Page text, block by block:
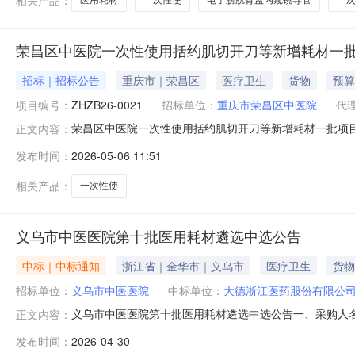
荣昌区中医院一次性使用括约肌切开刀等新增耗材一
招标｜招标公告 重庆市｜荣昌区 医疗卫生 货物
预
项目编号： ZHZB26-0021 招标单位： 重庆市荣昌区中医院
代
正文内容： 荣昌区中医院一次性使用括约肌切开刀等新增耗材一批
合同所必需的设备和专业技术能力；4、有依法缴纳税收
其他条件。（二）落实政府采购
发布时间： 2026-05-06 11:51
相关产品：
一次性使
义乌市中医医院第十批医用耗材遴选中选公告
中标｜中标通知 浙江省｜金华市｜义乌市 医疗卫生
货物
招标单位： 义乌市中医医院 中标单位： 大德浙江医药股份有限公
正文内容： 义乌市中医医院第十批医用耗材遴选中选公告一、采购
发布时间： 2026-04-30